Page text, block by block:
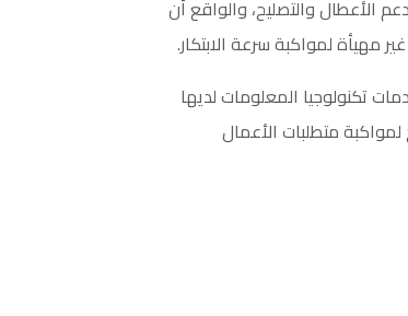
الأعطال والتصليح، والواقع أن
مهيأة لمواكبة سرعة الابتكار.
تكنولوجيا المعلومات لديها
متطلبات الأعمال